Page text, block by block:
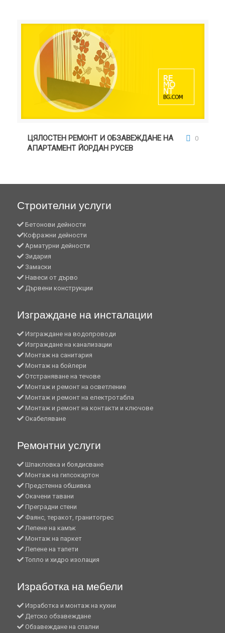
АПАРТАМЕНТ ЙОРДАН РУСЕВ
ЦЯЛОСТЕН РЕМОНТ И ОБЗАВЕЖДАНЕ НА
АПАРТАМЕНТ ЙОРДАН РУСЕВ
0
Строителни услуги
Бетонови дейности
Кофражни дейности
Арматурни дейности
Зидария
Замаски
Навеси от дърво
Дървени конструкции
Изграждане на инсталации
Изграждане на водопроводи
Изграждане на канализации
Монтаж на санитария
Монтаж на бойлери
Отстраняване на течове
Монтаж и ремонт на осветление
Монтаж и ремонт на електротабла
Монтаж и ремонт на контакти и ключове
Окабеляване
Ремонтни услуги
Шпакловка и боядисване
Монтаж на гипсокартон
Предстенна обшивка
Окачени тавани
Преградни стени
Фаянс, теракот, гранитогрес
Лепене на камък
Монтаж на паркет
Лепене на тапети
Топло и хидро изолация
Изработка на мебели
Изработка и монтаж на кухни
Детско обзавеждане
Обзавеждане на спални